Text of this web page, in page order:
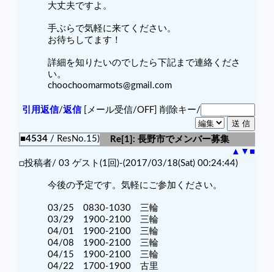
大丈夫ですよ。
手ぶらで気軽に来てください。
お待ちしてます！
詳細を知りたいのでしたら下記まで連絡くださ
い。
choochoomarmots@gmail.com
引用返信/返信[メール受信/OFF] 削除キー/
■4534 / ResNo.15)
Re[1]: 長野市でメンバー募集
▲ ▼ ■
□投稿者/ 03 ゲスト(1回)-(2017/03/18(Sat) 00:24:44)
今後の予定です。気軽にご参加ください。
03/25 0830-1030 三輪
03/29 1900-2100 三輪
04/01 1900-2100 三輪
04/08 1900-2100 三輪
04/15 1900-2100 三輪
04/22 1700-1900 古里